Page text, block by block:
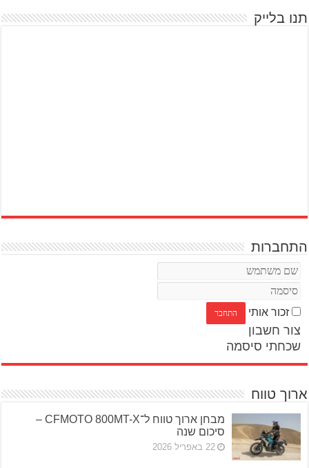
תנו בלייק
התחברות
זכור אותי
צור חשבון
שכחתי סיסמה
ארוך טווח
מבחן ארוך טווח ל־CFMOTO 800MT-X –
סיכום שנה
22 באפריל 2026